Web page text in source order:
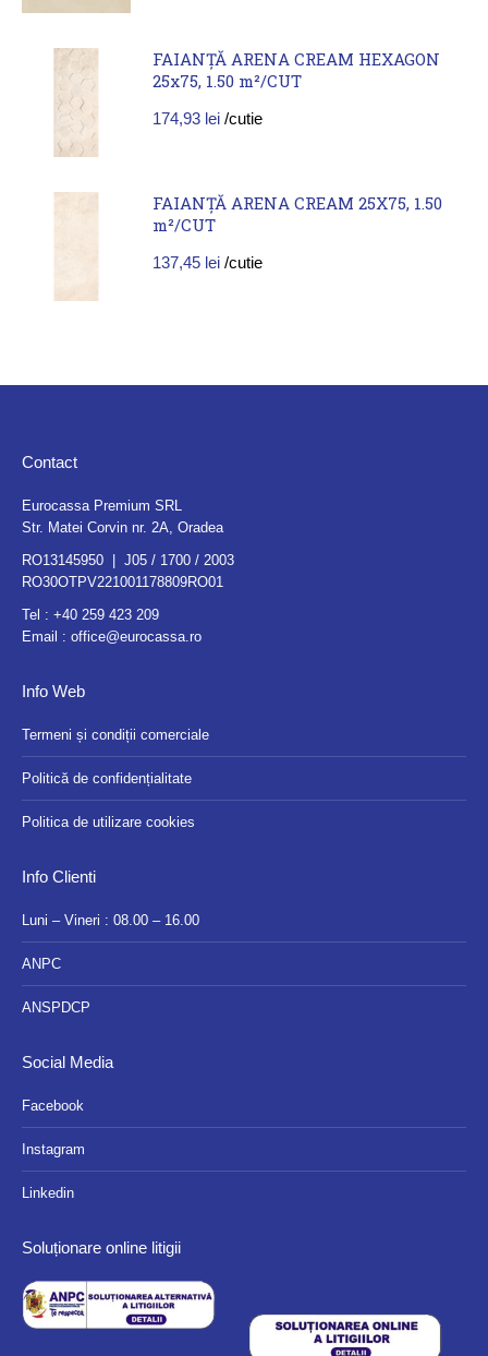
FAIANȚĂ ARENA CREAM HEXAGON
25x75, 1.50 m²/CUT
174,93 lei /cutie
FAIANȚĂ ARENA CREAM 25X75, 1.50
m²/CUT
137,45 lei /cutie
Contact
Eurocassa Premium SRL
Str. Matei Corvin nr. 2A, Oradea
RO13145950 | J05 / 1700 / 2003
RO30OTPV221001178809RO01
Tel : +40 259 423 209
Email : office@eurocassa.ro
Info Web
Termeni și condiții comerciale
Politică de confidențialitate
Politica de utilizare cookies
Info Clienti
Luni – Vineri : 08.00 – 16.00
ANPC
ANSPDCP
Social Media
Facebook
Instagram
Linkedin
Soluționare online litigii